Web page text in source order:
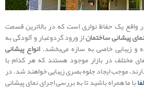
واقع یک حفاظ نواری است که در بالاترین قسمت
پیشانی ساختماناز ورود گردوغبار و آلودگی به
و زیبایی خاصی به سازه می‌بخشد.انواع پیشانی
مختلف در بازار موجود هستند که هر کدام با
موجب ایجاد جلوه بصری زیبایی خواهند شد. در
با ما همراه باشید تا به بررسی اجرای نمای پیشانی